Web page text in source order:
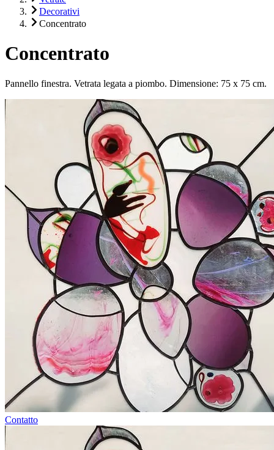
Decorativi
Concentrato
Concentrato
Pannello finestra. Vetrata legata a piombo. Dimensione: 75 x 75 cm.
Contatto